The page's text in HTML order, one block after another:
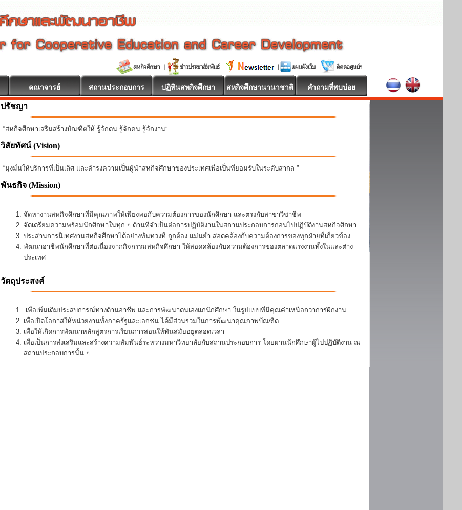
คณาจารย์ สถานประกอบการ ปฏิทินสหกิจศึกษา สหกิจศึกษานานาชาติ คำถามที่พบบ่อย
ปรัชญา
“สหกิจศึกษาเสริมสร้างบัณฑิตให้ รู้จักตน รู้จักคน รู้จักงาน”
วิสัยทัศน์ (Vision)
“มุ่งมั่นให้บริการที่เป็นเลิศ และดำรงความเป็นผู้นำสหกิจศึกษาของประเทศเพื่อเป็นที่ยอมรับในระดับสากล ”
พันธกิจ (Mission)
จัดหางานสหกิจศึกษาที่มีคุณภาพให้เพียงพอกับความต้องการของนักศึกษา และตรงกับสาขาวิชาชีพ
จัดเตรียมความพร้อมนักศึกษาในทุก ๆ ด้านที่จำเป็นต่อการปฏิบัติงานในสถานประกอบการก่อนไปปฏิบัติงานสหกิจศึกษา
ประสานการนิเทศงานสหกิจศึกษาได้อย่างทันท่วงที ถูกต้อง แม่นยำ สอดคล้องกับความต้องการของทุกฝ่ายที่เกี่ยวข้อง
พัฒนาอาชีพนักศึกษาที่ต่อเนื่องจากกิจกรรมสหกิจศึกษา ให้สอดคล้องกับความต้องการของตลาดแรงงานทั้งในและต่าง
ประเทศ
วัตถุประสงค์
เพื่อเพิ่มเติมประสบการณ์ทางด้านอาชีพ และการพัฒนาตนเองแก่นักศึกษา ในรูปแบบที่มีคุณค่าเหนือกว่าการฝึกงาน
เพื่อเปิดโอกาสให้หน่วยงานทั้งภาครัฐและเอกชน ได้มีส่วนร่วมในการพัฒนาคุณภาพบัณฑิต
เพื่อให้เกิดการพัฒนาหลักสูตรการเรียนการสอนให้ทันสมัยอยู่ตลอดเวลา
เพื่อเป็นการส่งเสริมและสร้างความสัมพันธ์ระหว่างมหาวิทยาลัยกับสถานประกอบการ โดยผ่านนักศึกษาผู้ไปปฏิบัติงาน ณ
สถานประกอบการนั้น ๆ